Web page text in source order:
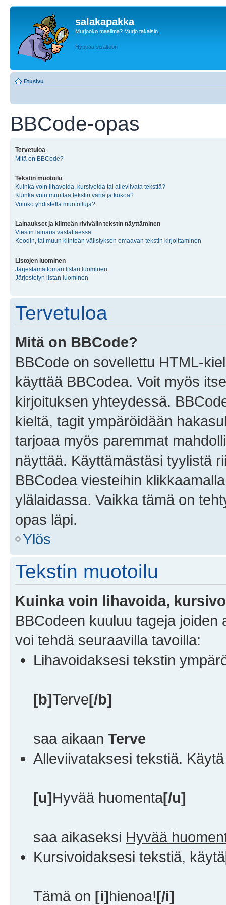
salakapakka
Murjooko maailma? Murjo takaisin.
Hyppää sisältöön
Etusivu
BBCode-opas
Tervetuloa
Mitä on BBCode?
Tekstin muotoilu
Kuinka voin lihavoida, kursivoida tai alleviivata tekstiä?
Kuinka voin muuttaa tekstin väriä ja kokoa?
Voinko yhdistellä muotoiluja?
Lainaukset ja kiinteän rivivälin tekstin näyttäminen
Viestin lainaus vastattaessa
Koodin, tai muun kiinteän välistyksen omaavan tekstin kirjoittaminen
Listojen luominen
Järjestämättömän listan luominen
Järjestetyn listan luominen
Tervetuloa
Mitä on BBCode?
BBCode on sovellettu HTML-
käyttää BBCodea. Voit myös
kirjoituksen yhteydessä.
kieltä, tagit ympäröidään
tarjoaa myös paremmat
näyttää. Käyttämästäsi tyylistä
BBCodea viesteihin
ylälaidassa. Vaikka tämä on
opas läpi.
Ylös
Tekstin muotoilu
Kuinka voin lihavoida,
BBCodeen kuuluu tageja
voi tehdä seuraavilla tavoilla:
Lihavoidaksesi tekstin
[b]Terve[/b]
saa aikaan Terve
Alleviivataksesi tekstiä.
[u]Hyvää huomenta[/u]
saa aikaseksi Hyvää
Kursivoidaksesi tekstiä, käytä
Tämä on [i]hienoa![/i]